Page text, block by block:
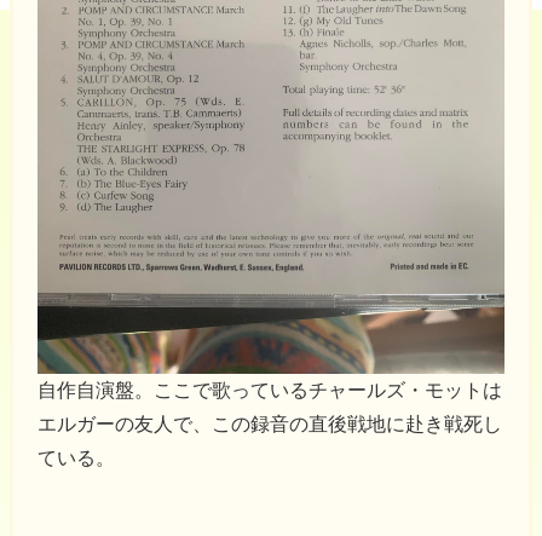
自作自演盤。ここで歌っているチャールズ・モットは
エルガーの友人で、この録音の直後戦地に赴き戦死し
ている。